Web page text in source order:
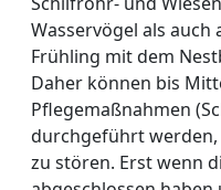
Wasservögel als auch
Frühling mit dem
Daher können bis
Pflegemaßnahmen
durchgeführt
zu stören. Erst wenn